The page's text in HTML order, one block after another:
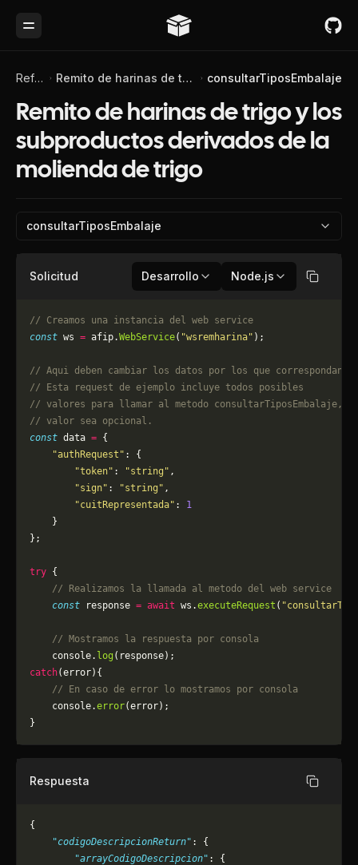
Toggle Menu
Referencia de API Remito de harinas de trigo y los subproductos derivados de la molienda de trigo consultarTiposEmbalaje
Remito de harinas de trigo y los
subproductos derivados de la
molienda de trigo
consultarTiposEmbalaje
Solicitud Desarrollo Node.js Copiar
// Creamos una instancia del web service
const ws = afip.WebService( "wsremharina" );
// Aqui deben cambiar los datos por los que correspondan.
// Esta request de ejemplo incluye todos posibles
// valores para llamar al metodo consultarTiposEmbalaje,
// valor sea opcional.
const data = {
    "authRequest"
: {
        "token"
: "string" ,
        "sign"
: "string" ,
        "cuitRepresentada"
: 1
    }
};
try {
    // Realizamos la llamada al metodo del web service
    const
response = await ws.executeRequest (
    // Mostramos la respuesta por consola
    console.
log (response);
catch(error){
    // En caso de error lo mostramos por consola
	console.
error(error);
}
Respuesta Copiar
{
    "codigoDescripcionReturn"
: {
        "arrayCodigoDescripcion"
: {